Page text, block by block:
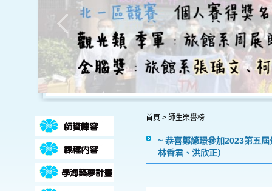
首頁 > 師生榮譽榜
~ 恭喜鄭諺璟參加2023第五
林香君、洪欣正）